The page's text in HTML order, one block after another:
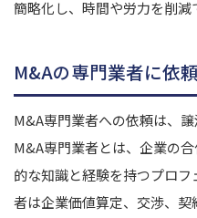
簡略化し、時間や労力を削減
M&Aの専門業者に依
M&A専門業者への依頼は、
M&A専門業者とは、企業の
的な知識と経験を持つプロ
者は企業価値算定、交渉、